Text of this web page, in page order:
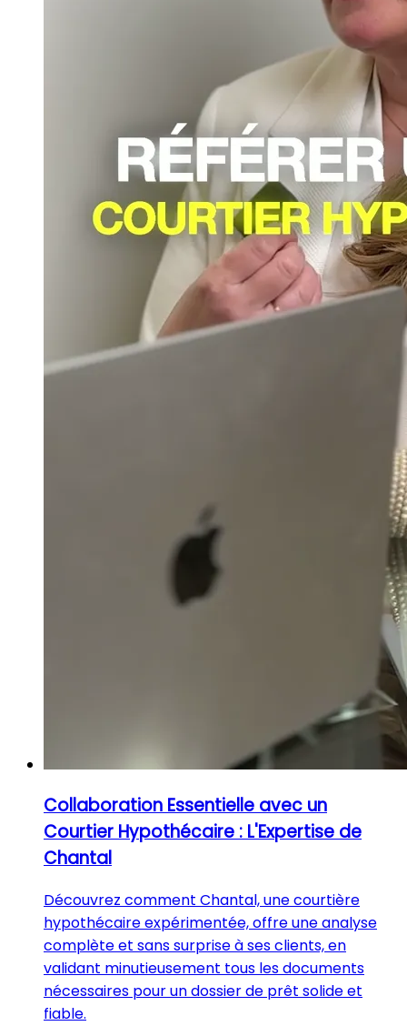
Collaboration Essentielle avec un
Courtier Hypothécaire : L'Expertise de
Chantal
Découvrez comment Chantal, une courtière
hypothécaire expérimentée, offre une analyse
complète et sans surprise à ses clients, en
validant minutieusement tous les documents
nécessaires pour un dossier de prêt solide et
fiable.